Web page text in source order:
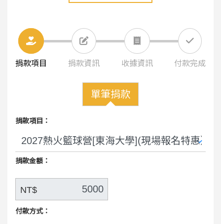
捐款項目 捐款資訊 收據資訊 付款完成
單筆捐款
捐款項目：
捐款金額：
NT$
付款方式：